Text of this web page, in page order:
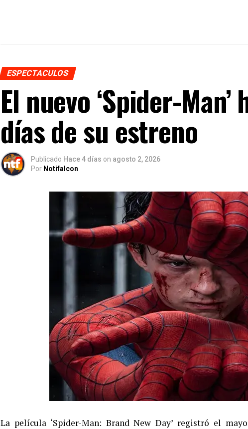
ESPECTACULOS
El nuevo ‘Spider-
días de su estreno
Publicado Hace 4 días on agosto 2, 2026
Por Notifalcon
La película ‘Spider-Man: Brand New Day’ registró el